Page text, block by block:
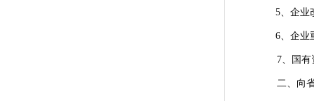
5、企业
6、企业
7、国有
二、向省